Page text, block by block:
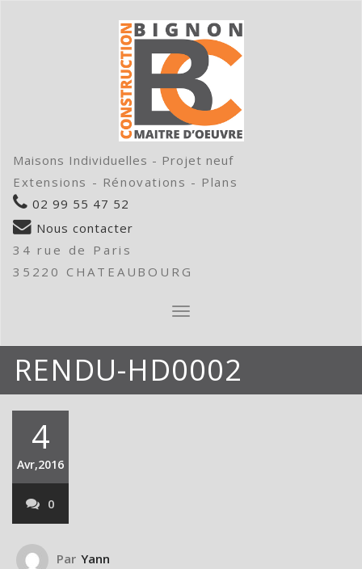
Maisons Individuelles - Projet neuf
Extensions - Rénovations - Plans
02 99 55 47 52
Nous contacter
34 rue de Paris
35220 CHATEAUBOURG
AFFICHER/MASQUER
RENDU-HD0002
4
Avr,2016
0
Par Yann